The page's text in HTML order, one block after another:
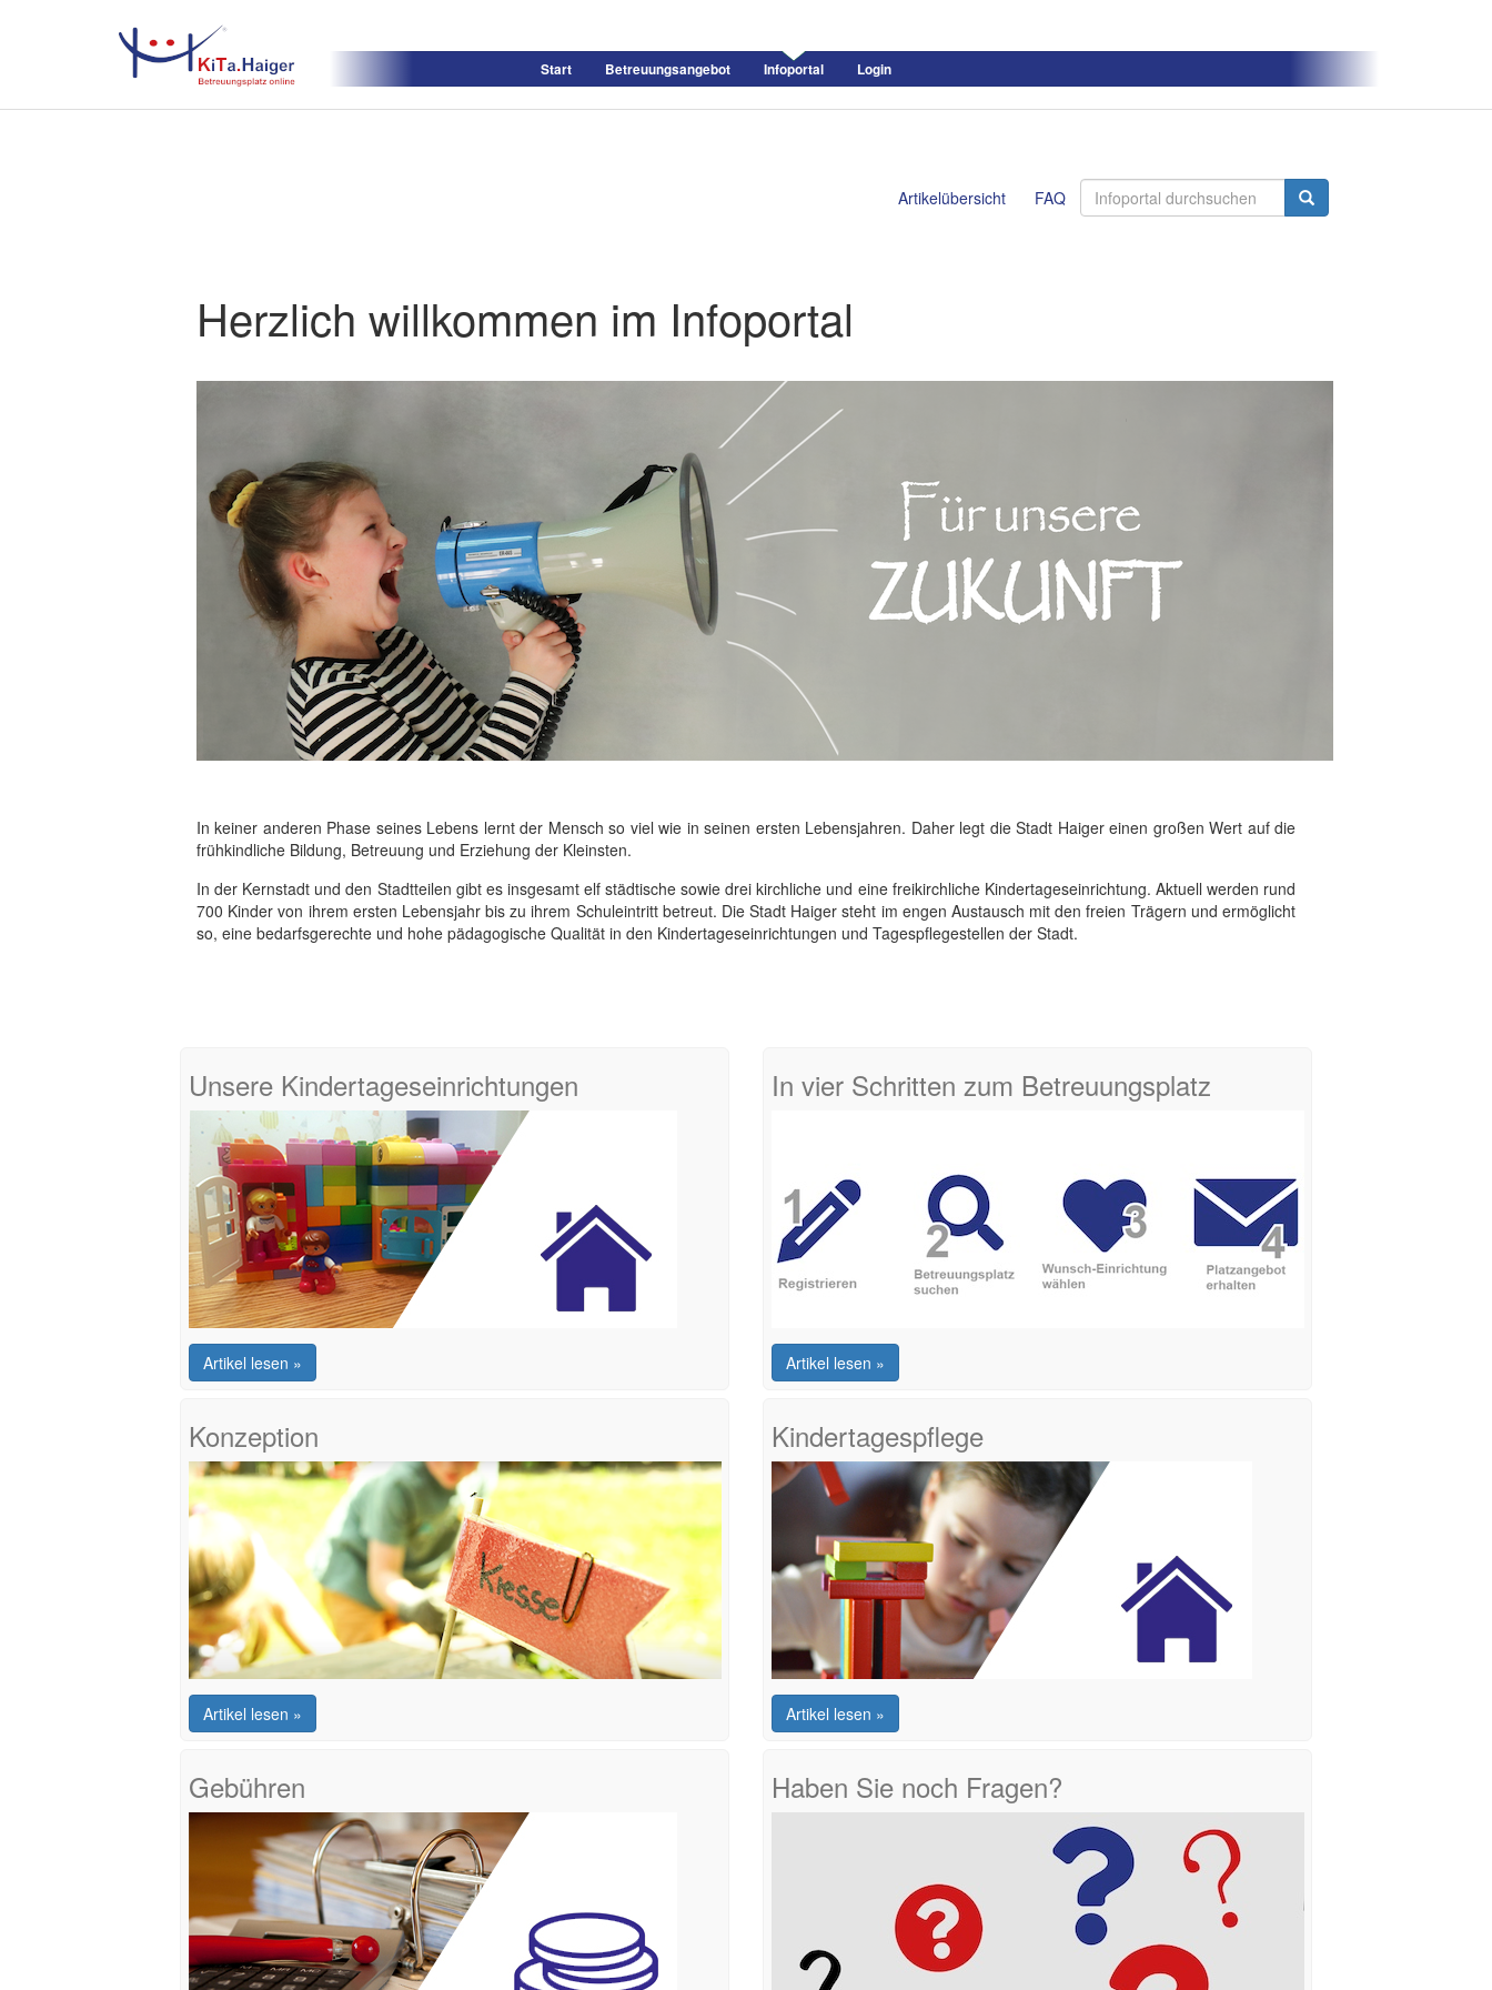
Start Betreuungsangebot Infoportal Login
FAQ
Artikelübersicht
Herzlich willkommen im Infoportal
In keiner anderen Phase seines Lebens lernt der Mensch so viel wie in seinen ersten Lebensjahren. Daher legt die Stadt Haiger einen großen Wert auf die
frühkindliche Bildung, Betreuung und Erziehung der Kleinsten.
In der Kernstadt und den Stadtteilen gibt es insgesamt elf städtische sowie drei kirchliche und eine freikirchliche Kindertageseinrichtung. Aktuell werden rund
700 Kinder von ihrem ersten Lebensjahr bis zu ihrem Schuleintritt betreut. Die Stadt Haiger steht im engen Austausch mit den freien Trägern und ermöglicht
so, eine bedarfsgerechte und hohe pädagogische Qualität in den Kindertageseinrichtungen und Tagespflegestellen der Stadt.
Unsere Kindertageseinrichtungen
Artikel lesen »
In vier Schritten zum Betreuungsplatz
Artikel lesen »
Konzeption
Artikel lesen »
Kindertagespflege
Artikel lesen »
Gebühren Haben Sie noch Fragen?